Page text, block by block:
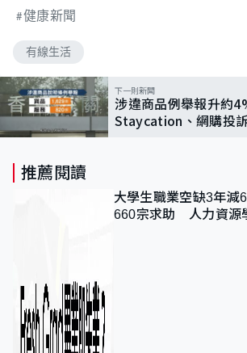
健康新聞
有線生活
下一則新聞
涉違商品例舉報升約
Staycation、網購投
推薦閱讀
大學生職業空缺3年
660宗求助 人力資源